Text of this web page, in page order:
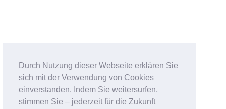
Durch Nutzung dieser Webseite erklären Sie
sich mit der Verwendung von Cookies
einverstanden. Indem Sie weitersurfen,
stimmen Sie – jederzeit für die Zukunft